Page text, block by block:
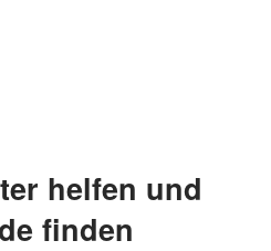
finden